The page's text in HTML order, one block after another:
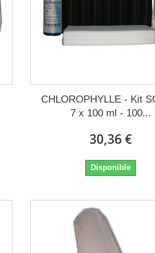
CHLOROPHYLLE - Kit
7 x 100 ml - 100...
30,36 €
Disponible